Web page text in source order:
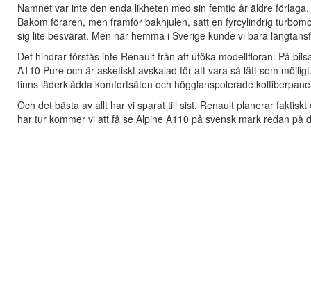
Namnet var inte den enda likheten med sin femtio år äldre
Bakom föraren, men framför bakhjulen, satt en fyrcylindrig
sig lite besvärat. Men här hemma i Sverige kunde vi bara
Det hindrar förstås inte Renault från att utöka modellfloran. På
A110 Pure och är asketiskt avskalad för att vara så lätt som
finns läderklädda komfortsäten och högglanspolerade
Och det bästa av allt har vi sparat till sist. Renault planerar
har tur kommer vi att få se Alpine A110 på svensk mark redan